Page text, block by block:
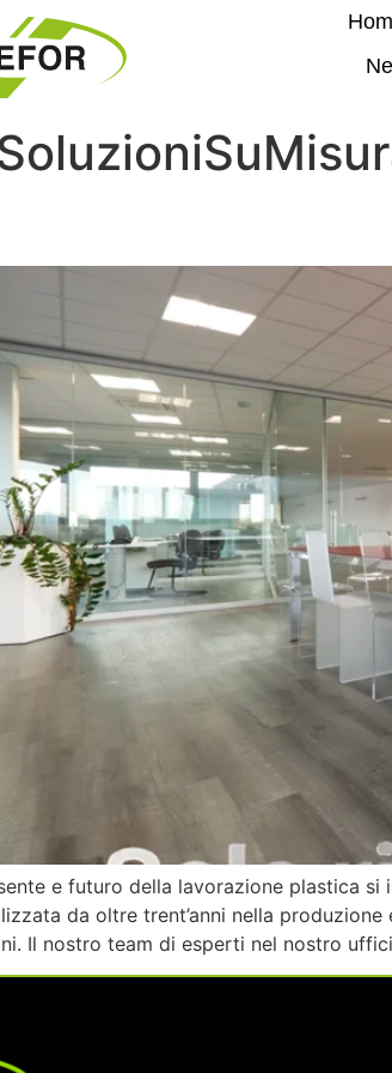
e futuro della lavorazione plastica si
da oltre trent’anni nella
Il nostro team di esperti nel nostro